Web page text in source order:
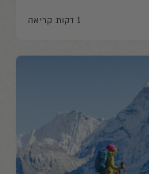
ולא הצליחו […]
1 דקות קריאה